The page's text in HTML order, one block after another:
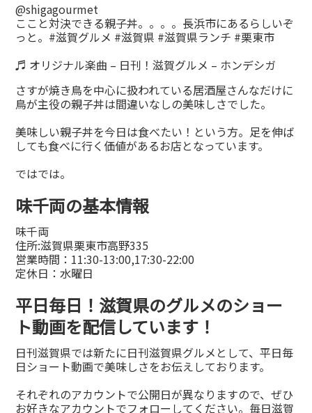
@shigagourmet
ここと対決できる親子丼。。。。長浜市にあるらしいぞ
っと。 #滋賀グルメ #滋賀県 #滋賀県ランチ #栗東市
♬ オリジナル楽曲 – 日刊！滋賀グルメ – ホンデシガ
さすが焼き鳥を中心に扱われている居酒屋さんなだけに
鳥が主役の親子丼は間違いなしの美味しさでした。
美味しい親子丼を今日は食べたい！という方。足を伸ば
しても食べに行く価値があるお店となっています。
ではでは。
味千両の基本情報
味千両
住所:滋賀県栗東市高野335
営業時間：11:30-13:00,17:30-22:00
定休日：水曜日
平日毎日！滋賀県のグルメのショー
ト動画を配信しています！
日刊滋賀県では新たに日刊滋賀県グルメとして、平日毎
日ショート動画で美味しさをお伝えしております。
それぞれのアカウントで公開日が異なりますので、ぜひ
お好きなアカウントでフォローしてください。毎日滋賀